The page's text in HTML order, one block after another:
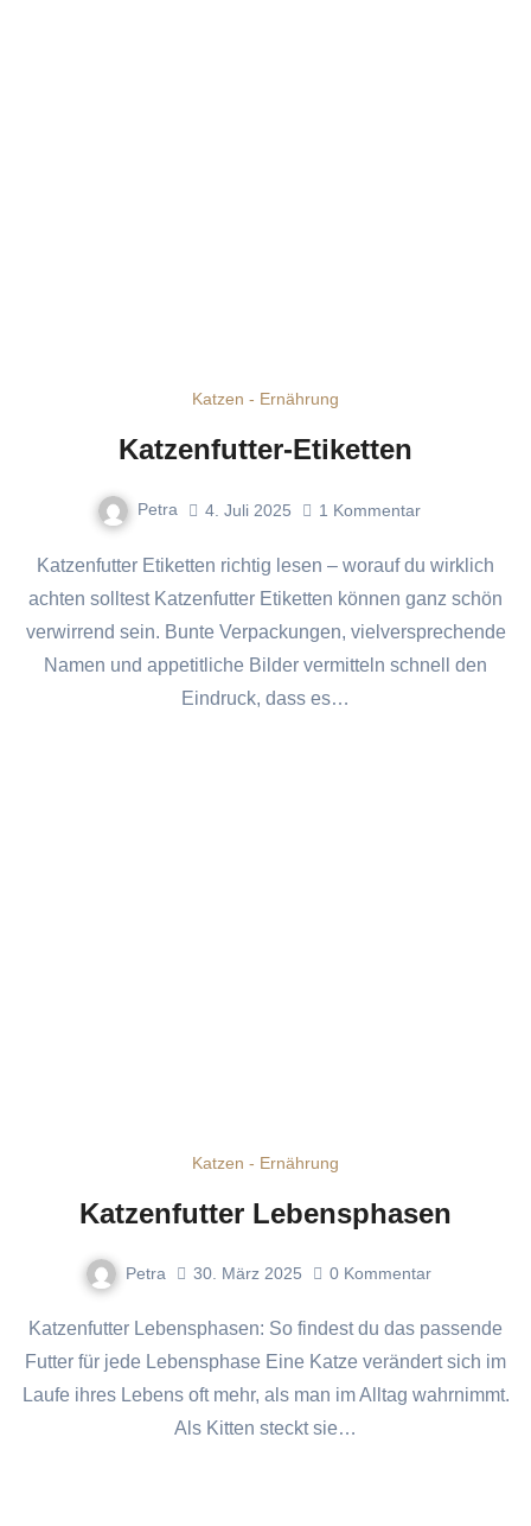
Katzen - Ernährung
Katzenfutter-Etiketten
Petra 4. Juli 2025 1 Kommentar
Katzenfutter Etiketten richtig lesen – worauf du wirklich
achten solltest Katzenfutter Etiketten können ganz schön
verwirrend sein. Bunte Verpackungen, vielversprechende
Namen und appetitliche Bilder vermitteln schnell den
Eindruck, dass es…
Katzen - Ernährung
Katzenfutter Lebensphasen
Petra 30. März 2025 0 Kommentar
Katzenfutter Lebensphasen: So findest du das passende
Futter für jede Lebensphase Eine Katze verändert sich im
Laufe ihres Lebens oft mehr, als man im Alltag wahrnimmt.
Als Kitten steckt sie…